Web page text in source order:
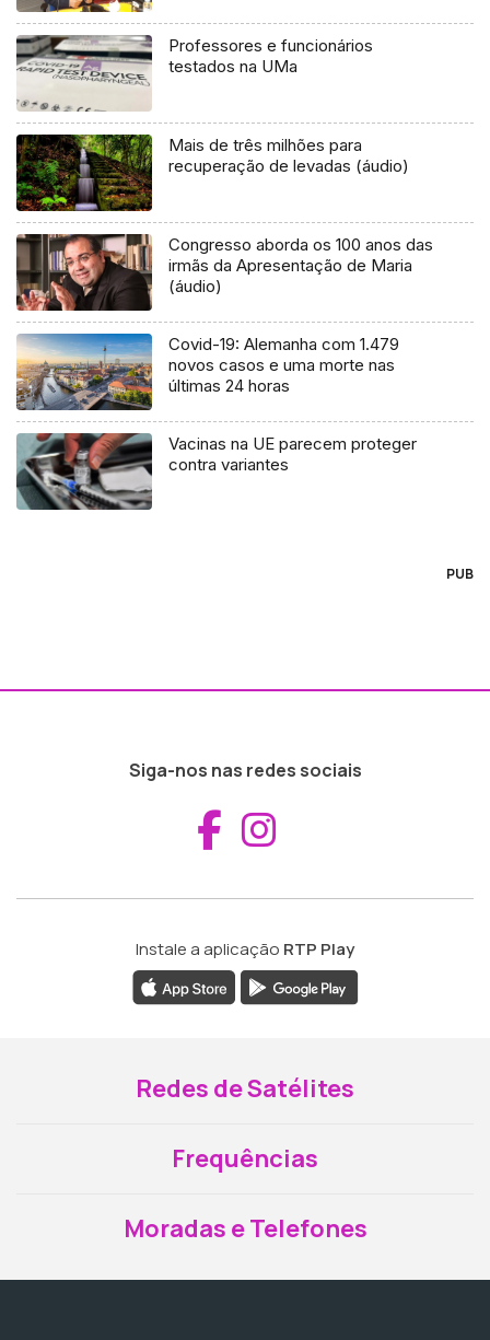
Professores e funcionários
testados na UMa
Mais de três milhões para
recuperação de levadas (áudio)
Congresso aborda os 100 anos das
irmãs da Apresentação de Maria
(áudio)
Covid-19: Alemanha com 1.479
novos casos e uma morte nas
últimas 24 horas
Vacinas na UE parecem proteger
contra variantes
PUB
Siga-nos nas redes sociais
Aceder ao
Instale a aplicação RTP Play
Redes de Satélites
Frequências
Moradas e Telefones